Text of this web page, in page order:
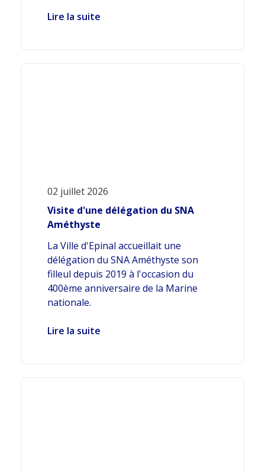
Lire la suite
02 juillet 2026
Visite d'une délégation du SNA
Améthyste
La Ville d'Epinal accueillait une
délégation du SNA Améthyste son
filleul depuis 2019 à l'occasion du
400ème anniversaire de la Marine
nationale.
Lire la suite